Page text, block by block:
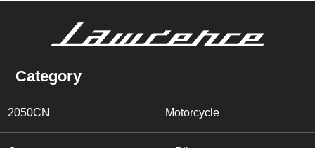
Category
2050CN Motorcycle